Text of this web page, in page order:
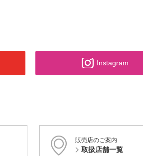
Instagram
販売店のご案内
取扱店舗一覧